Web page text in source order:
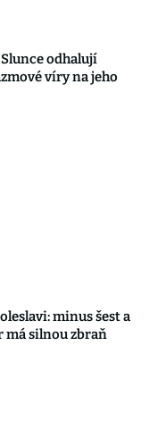
odhalují
víry na jeho
minus šest a
má silnou zbraň